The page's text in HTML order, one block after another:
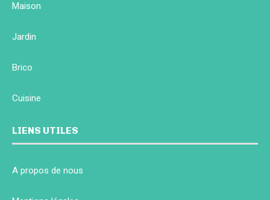
Maison
Jardin
Brico
Cuisine
LIENS UTILES
A propos de nous